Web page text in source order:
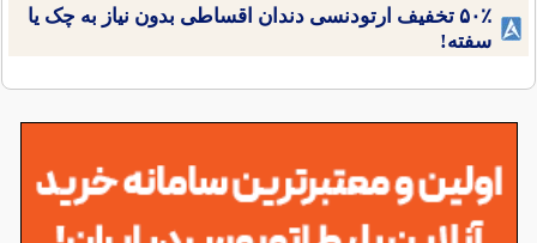
۵۰٪ تخفیف ارتودنسی دندان اقساطی بدون نیاز به چک یا
سفته!